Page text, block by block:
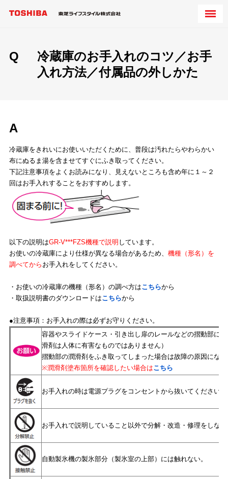
Q
冷蔵庫のお手入れのコツ／お手
入れ方法／付属品の外しかた
A
冷蔵庫をきれいにお使いいただくために、普段は汚れたらやわらかい
布にぬるま湯を含ませてすぐにふき取ってください。
下記注意事項をよくお読みになり、見えないところも含め年に１～２
回はお手入れすることをおすすめします。
以下の説明はGR-V***FZS機種で説明 しています。
お使いの冷蔵庫により仕様が異なる場合があるため、 機種（形名）を
調べてから お手入れをしてください。
・お使いの冷蔵庫の機種（形名）の調べ方はこちらから
・取扱説明書のダウンロードはこちらから
●注意事項：お手入れの際は必ずお守りください。
容器やスライドケース・引き出し扉のレールなどの摺動部に
滑剤は人体に有害なものではありません）
摺動部の潤滑剤をふき取ってしまった場合は故障の原因にな
※潤滑剤塗布箇所を確認したい場合はこちら
お手入れの時は電源プラグをコンセントから抜いてください。
お手入れで説明していること以外で分解・改造・修理をしな
自動製氷機の製氷部分（製氷室の上部）には触れない。